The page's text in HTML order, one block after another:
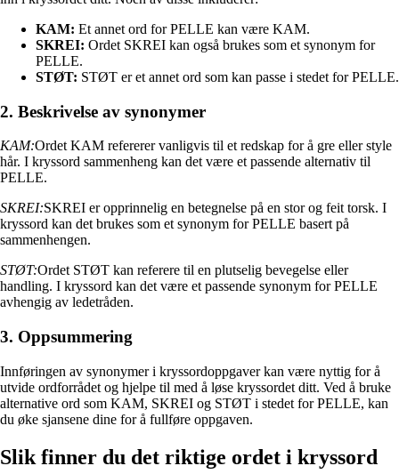
KAM: Et annet ord for PELLE kan være KAM.
SKREI: Ordet SKREI kan også brukes som et synonym for
PELLE.
STØT: STØT er et annet ord som kan passe i stedet for PELLE.
2. Beskrivelse av synonymer
KAM:Ordet KAM refererer vanligvis til et redskap for å gre eller style
hår. I kryssord sammenheng kan det være et passende alternativ til
PELLE.
SKREI:SKREI er opprinnelig en betegnelse på en stor og feit torsk. I
kryssord kan det brukes som et synonym for PELLE basert på
sammenhengen.
STØT:Ordet STØT kan referere til en plutselig bevegelse eller
handling. I kryssord kan det være et passende synonym for PELLE
avhengig av ledetråden.
3. Oppsummering
Innføringen av synonymer i kryssordoppgaver kan være nyttig for å
utvide ordforrådet og hjelpe til med å løse kryssordet ditt. Ved å bruke
alternative ord som KAM, SKREI og STØT i stedet for PELLE, kan
du øke sjansene dine for å fullføre oppgaven.
Slik finner du det riktige ordet i kryssord